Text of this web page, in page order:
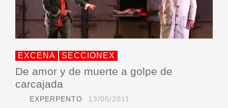
EXCENA SECCIONEX
De amor y de muerte a golpe de
carcajada
EXPERPENTO 13/05/2011